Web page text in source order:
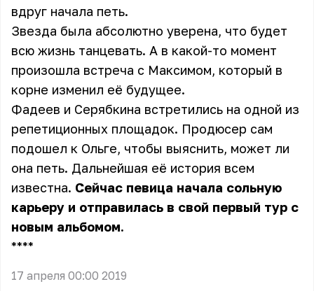
вдруг начала петь.
Звезда была абсолютно уверена, что будет
всю жизнь танцевать. А в какой-то момент
произошла встреча с Максимом, который в
корне изменил её будущее.
Фадеев и Серябкина встретились на одной из
репетиционных площадок. Продюсер сам
подошел к Ольге, чтобы выяснить, может ли
она петь. Дальнейшая её история всем
известна. Сейчас певица начала сольную
карьеру и отправилась в свой первый тур с
новым альбомом.
** **
17 апреля 00:00 2019